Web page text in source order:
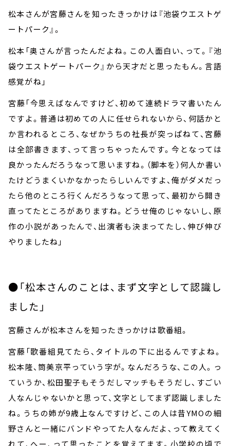
松本さんが宮藤さんを知ったきっかけは『池袋ウエストゲ
ートパーク』。
松本「奥さんが言ったんだよね。この人面白い、って。『池
袋ウエストゲートパーク』から天才だと思ったもん。言語
感覚がね」
宮藤「今思えばなんですけど、初めて連続ドラマ書いたん
ですよ。普通は初めての人に任せられないから、何話かと
か言われるところ、なぜかうちの社長が突っぱねて、宮藤
は全部書きます、って言っちゃったんです。今となっては
良かったんだろうなって思いますね。（脚本を）何人か書い
たけどうまくいかなかったらしいんですよ、俺がダメだっ
たら他のところ行くんだろうなって思って、最初から開き
直ってたところがありますね。どうせ俺のじゃないし、原
作の小説があったんで、出演者も決まってたし、伸び伸び
やりましたね」
●「松本さんのことは、まず文字として認識し
ました」
宮藤さんが松本さんを知ったきっかけは歌番組。
宮藤「歌番組見てたら、タイトルの下に出るんですよね。
松本隆、筒美京平っていう字が。なんだろうな、この人。っ
ていうか、松田聖子もそうだしマッチもそうだし、すごい
人なんじゃないかと思って、文字としてまず認識しました
ね。うちの姉が9歳上なんですけど、この人は昔YMOの細
野さんと一緒にバンドやってた人なんだよ、って教えてく
れて、へー、って思ったことを覚えてます。小学校の頃で